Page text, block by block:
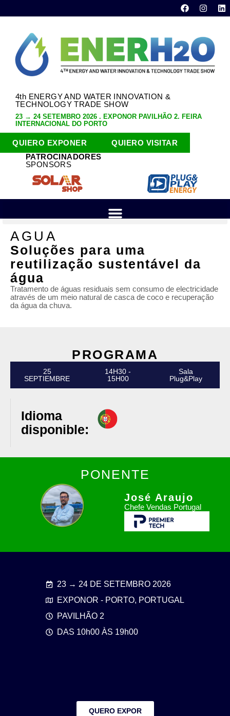
4th ENERGY AND WATER INNOVATION &
TECHNOLOGY TRADE SHOW
23 → 24 SETEMBRO 2026 . EXPONOR PAVILHÃO 2. FEIRA
INTERNACIONAL DO PORTO
QUIERO EXPONER
QUIERO VISITAR
PATROCINADORES
SPONSORS
AGUA
Soluções para uma
reutilização sustentável da
água
Tratamento de águas residuais sem consumo de electricidade
através de um meio natural de casca de coco e recuperação
da água da chuva.
PROGRAMA
25
SEPTIEMBRE
14H30 -
15H00
Sala
Plug&Play
Idioma
disponible:
PONENTE
José Araujo
Chefe Vendas Portugal
23 → 24 DE SETEMBRO 2026
EXPONOR - PORTO, PORTUGAL
PAVILHÃO 2
DAS 10h00 ÀS 19h00
QUERO EXPOR